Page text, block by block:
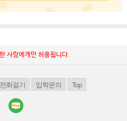
사람에게만 허용됩니다.